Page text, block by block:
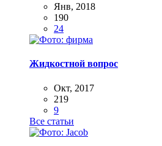
Янв, 2018
190
24
Жидкостной вопрос
Окт, 2017
219
9
Все статьи